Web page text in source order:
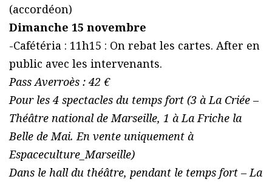
(accordéon)
Dimanche 15 novembre
-Cafétéria : 11h15 : On rebat les cartes. After en
public avec les intervenants.
Pass Averroès : 42 €
Pour les 4 spectacles du temps fort (3 à La Criée –
Théâtre national de Marseille, 1 à La Friche la
Belle de Mai. En vente uniquement à
Espaceculture_Marseille)
Dans le hall du théâtre, pendant le temps fort – La